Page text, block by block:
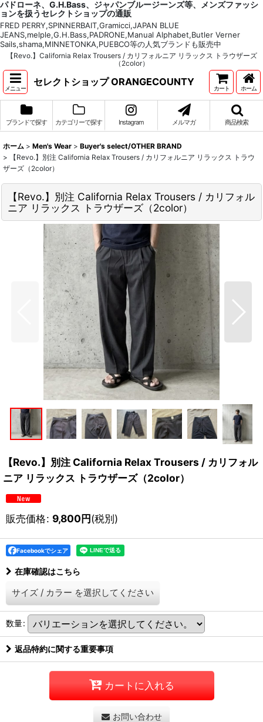
パドローネ、G.H.Bass、ジャパンブルージーンズ等、メンズファッシ
ョンを扱うセレクトショップの通販
FRED PERRY,SPINNERBAIT,Gramicci,JAPAN BLUE
JEANS,melple,G.H.Bass,PADRONE,Manual Alphabet,Butler Verner
Sails,shama,MINNETONKA,PUEBCO等の人気ブランドも販売中
【Revo.】California Relax Trousers / カリフォルニア リラックス トラウザーズ
（2color）
メニュー
セレクトショップ ORANGECOUNTY
カート ホーム
ブランドで探す カテゴリーで探す Instagram メルマガ 商品検索
ホーム > Men's Wear > Buyer's select/OTHER BRAND
>
【Revo.】別注 California Relax Trousers / カリフォルニア リラックス トラウ
ザーズ（2color）
【Revo.】別注 California Relax Trousers / カリフォル
ニア リラックス トラウザーズ（2color）
【Revo.】別注 California Relax Trousers / カリフォル
ニア リラックス トラウザーズ（2color）
販売価格: 9,800円(税別)
Facebookでシェア
在庫確認はこちら
サイズ / カラー を選択してください
数量:
返品特約に関する重要事項
カートに入れる
お問い合わせ